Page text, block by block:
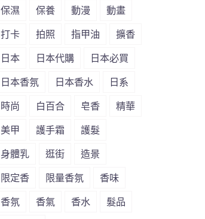
保濕 保養 動漫 動畫
打卡 拍照 指甲油 擴香
日本 日本代購 日本必買
日本香氛 日本香水 日系
時尚 白百合 皂香 精華
美甲 護手霜 護髮
身體乳 逛街 造景
限定香 限量香氛 香味
香氛 香氣 香水 髮品